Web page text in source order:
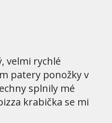
velmi rychlé
patery ponožky v
splnily mé
krabička se mi